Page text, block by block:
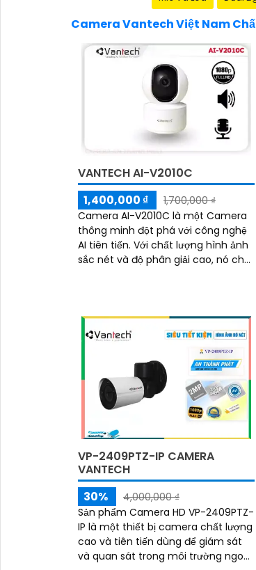
Camera Vantech Việt Nam
VANTECH AI-V2010C
1,400,000 ₫
1,700,000 ₫
Camera AI-V2010C là một Camera
thông minh đột phá với công nghệ
AI tiên tiến. Với chất lượng hình ảnh
sắc nét và độ phân giải cao, nó cho
VP-2409PTZ-IP CAMERA
VANTECH
30%
4,000,000 ₫
Sản phẩm Camera HD VP-2409PTZ-
IP là một thiết bị camera chất lượng
cao và tiên tiến dùng để giám sát
và quan sát trong môi trường ngoại